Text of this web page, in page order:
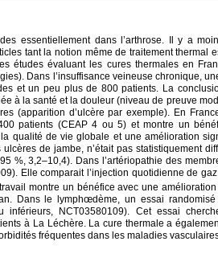
essentiellement dans l’arthrose. Il y a
tant la notion même de traitement thermal
études évaluant les cures thermales en
Dans l’insuffisance veineuse chronique,
et un peu plus de 800 patients. La
à la santé et la douleur (niveau de preuve
(apparition d’ulcère par exemple). En
patients (CEAP 4 ou 5) et montre un
qualité de vie globale et une amélioration
de jambe, n’était pas statistiquement
%, 3,2–10,4). Dans l’artériopathie des
Elle comparait l’injection quotidienne de
montre un bénéfice avec une
Dans le lymphœdème, un essai
inférieurs, NCT03580109). Cet essai
à La Léchère. La cure thermale a
fréquentes dans les maladies